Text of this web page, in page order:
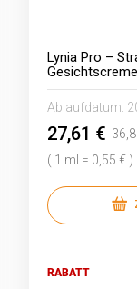
Lynia Pro –
Ablaufdatum:
27,61 €
( 1 ml = 0,55 € )
RABATT